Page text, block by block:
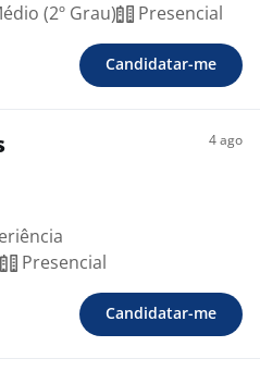
(2º Grau) Presencial
Candidatar-me
4 ago
Presencial
Candidatar-me